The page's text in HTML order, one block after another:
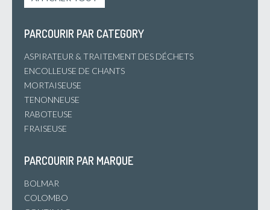
PARCOURIR PAR CATEGORY
ASPIRATEUR & TRAITEMENT DES DÉCHETS
ENCOLLEUSE DE CHANTS
MORTAISEUSE
TENONNEUSE
RABOTEUSE
FRAISEUSE
PARCOURIR PAR MARQUE
BOLMAR
COLOMBO